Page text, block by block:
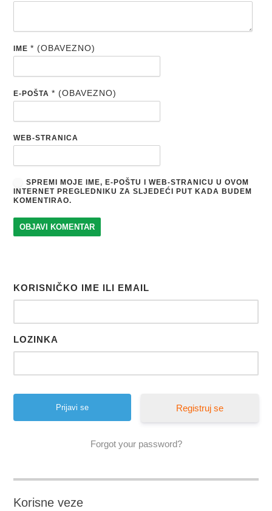
IME* (OBAVEZNO)
E-POŠTA* (OBAVEZNO)
WEB-STRANICA
SPREMI MOJE IME, E-POŠTU I WEB-STRANICU U OVOM
INTERNET PREGLEDNIKU ZA SLJEDEĆI PUT KADA BUDEM
KOMENTIRAO.
KORISNIČKO IME ILI EMAIL
LOZINKA
Registruj se
Forgot your password?
Korisne veze